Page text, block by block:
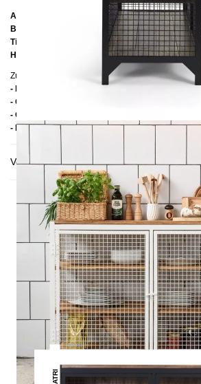
Abmessungen
Breite:
Tiefe:
Höhe:
Zusätzliche Informationen
- Holz: Kiefer oder Eiche
- Gestell: Pulverbeschichteter Stahl
- Obere Platte: Holz
- Handmade
Versand & Lieferung
DAS KÖNNTE